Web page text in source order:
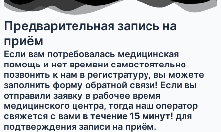
Предварительная запись на
приём
Если вам потребовалась медицинская
помощь и нет времени самостоятельно
позвонить к нам в регистратуру, вы можете
заполнить форму обратной связи! Если вы
отправили заявку в рабочее время
медицинского центра, тогда наш оператор
свяжется с вами в течение 15 минут! для
подтверждения записи на приём.